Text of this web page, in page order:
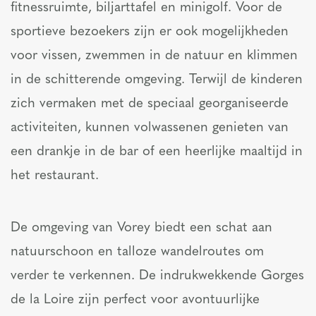
fitnessruimte, biljarttafel en minigolf. Voor de
sportieve bezoekers zijn er ook mogelijkheden
voor vissen, zwemmen in de natuur en klimmen
in de schitterende omgeving. Terwijl de kinderen
zich vermaken met de speciaal georganiseerde
activiteiten, kunnen volwassenen genieten van
een drankje in de bar of een heerlijke maaltijd in
het restaurant.
De omgeving van Vorey biedt een schat aan
natuurschoon en talloze wandelroutes om
verder te verkennen. De indrukwekkende Gorges
de la Loire zijn perfect voor avontuurlijke